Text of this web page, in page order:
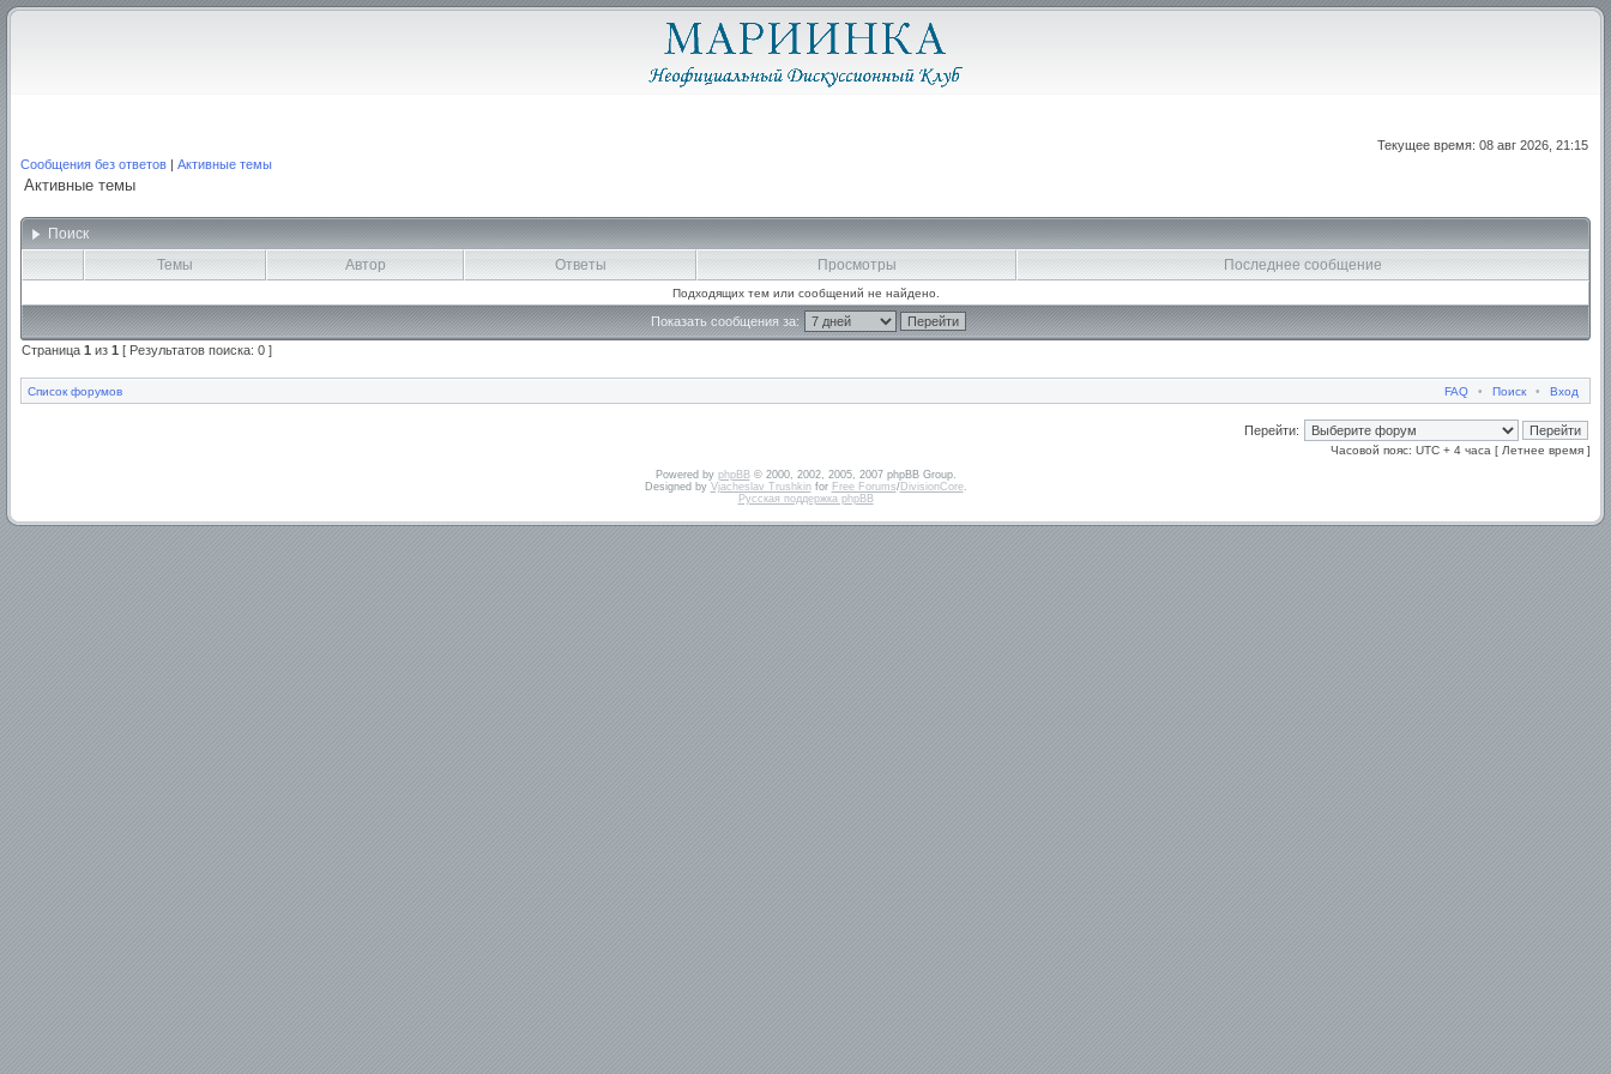
Текущее время: 08 авг 2026, 21:15
Сообщения без ответов | Активные темы
Активные темы
Поиск
Темы
Автор Ответы Просмотры Последнее сообщение
Подходящих тем или сообщений не найдено.
Показать сообщения за:
Страница 1 из 1 [ Результатов поиска: 0 ]
Список форумов FAQ • Поиск • Вход
Перейти:
Часовой пояс: UTC + 4 часа [ Летнее время ]
Powered by phpBB© 2000, 2002, 2005, 2007 phpBB Group.
Designed by Vjacheslav Trushkinfor Free Forums/DivisionCore.
Русская поддержка phpBB